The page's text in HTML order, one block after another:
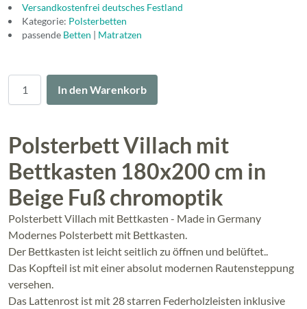
Versandkostenfrei deutsches Festland
Kategorie: Polsterbetten
passende Betten | Matratzen
In den Warenkorb
Polsterbett Villach mit
Bettkasten 180x200 cm in
Beige Fuß chromoptik
Polsterbett Villach mit Bettkasten - Made in Germany
Modernes Polsterbett mit Bettkasten.
Der Bettkasten ist leicht seitlich zu öffnen und belüftet..
Das Kopfteil ist mit einer absolut modernen Rautensteppung
versehen.
Das Lattenrost ist mit 28 starren Federholzleisten inklusive